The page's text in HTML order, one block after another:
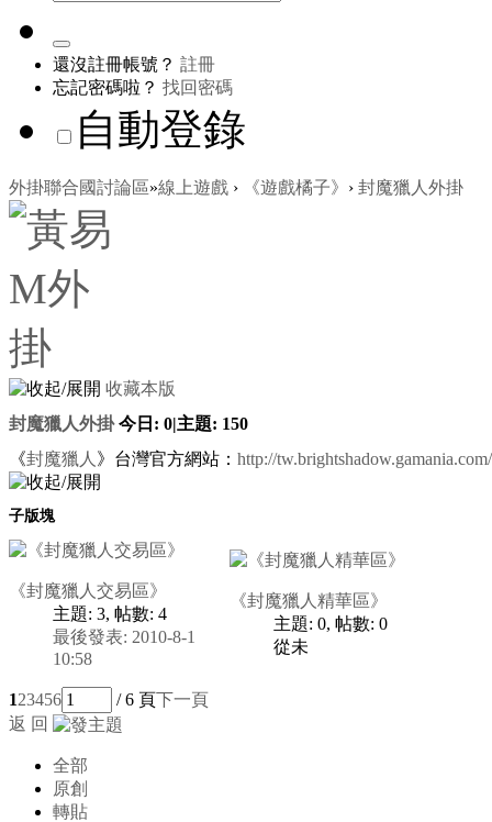
還沒註冊帳號？ 註冊
忘記密碼啦？ 找回密碼
自動登錄
外掛聯合國討論區»線上遊戲 › 《遊戲橘子》 › 封魔獵人外掛
收藏本版
封魔獵人外掛 今日: 0|主題: 150
《封魔獵人 》台灣官方網站： http://tw.brightshadow.gamania.com/
子版塊
《封魔獵人交易區》
主題: 3, 帖數: 4
最後發表: 2010-8-1
10:58
《封魔獵人精華區》
主題: 0, 帖數: 0
從未
123456 / 6 頁下一頁
返 回
全部
原創
轉貼